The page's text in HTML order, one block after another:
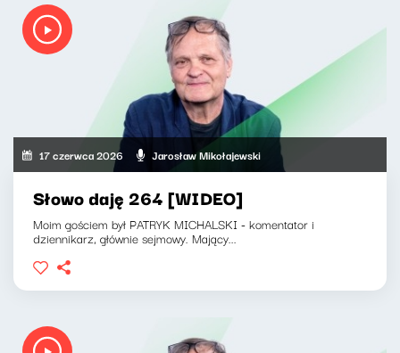
17 czerwca 2026 Jarosław Mikołajewski
Słowo daję 264 [WIDEO]
Moim gościem był PATRYK MICHALSKI - komentator i
dziennikarz, głównie sejmowy. Mający...